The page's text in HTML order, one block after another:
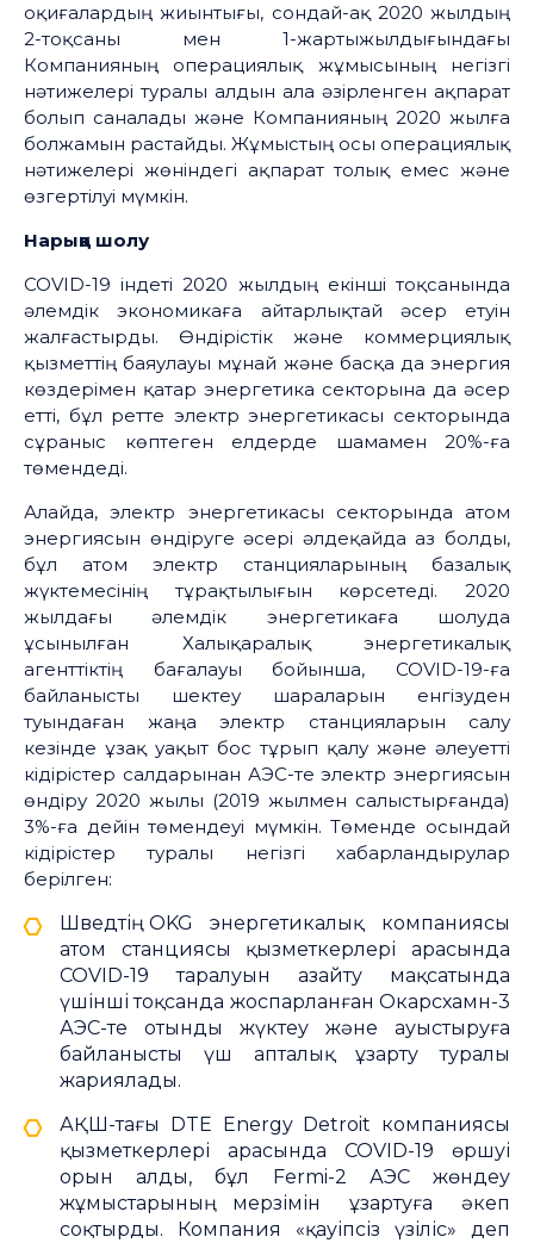
оқиғалардың жиынтығы, сондай-ақ 2020 жылдың
2-тоқсаны мен 1-жартыжылдығындағы
Компанияның операциялық жұмысының негізгі
нәтижелері туралы алдын ала әзірленген ақпарат
болып саналады және Компанияның 2020 жылға
болжамын растайды. Жұмыстың осы операциялық
нәтижелері жөніндегі ақпарат толық емес және
өзгертілуі мүмкін.
Нарыққа шолу
COVID-19 індеті 2020 жылдың екінші тоқсанында
әлемдік экономикаға айтарлықтай әсер етуін
жалғастырды. Өндірістік және коммерциялық
қызметтің баяулауы мұнай және басқа да энергия
көздерімен қатар энергетика секторына да әсер
етті, бұл ретте электр энергетикасы секторында
сұраныс көптеген елдерде шамамен 20%-ға
төмендеді.
Алайда, электр энергетикасы секторында атом
энергиясын өндіруге әсері әлдеқайда аз болды,
бұл атом электр станцияларының базалық
жүктемесінің тұрақтылығын көрсетеді. 2020
жылдағы әлемдік энергетикаға шолуда
ұсынылған Халықаралық энергетикалық
агенттіктің бағалауы бойынша, COVID-19-ға
байланысты шектеу шараларын енгізуден
туындаған жаңа электр станцияларын салу
кезінде ұзақ уақыт бос тұрып қалу және әлеуетті
кідірістер салдарынан АЭС-те электр энергиясын
өндіру 2020 жылы (2019 жылмен салыстырғанда)
3%-ға дейін төмендеуі мүмкін. Төменде осындай
кідірістер туралы негізгі хабарландырулар
берілген:
Шведтің OKG энергетикалық компаниясы
атом станциясы қызметкерлері арасында
COVID-19 таралуын азайту мақсатында
үшінші тоқсанда жоспарланған Окарсхамн-3
АЭС-те отынды жүктеу және ауыстыруға
байланысты үш апталық ұзарту туралы
жариялады.
АҚШ-тағы DTE Energy Detroit компаниясы
қызметкерлері арасында COVID-19 өршуі
орын алды, бұл Fermi-2 АЭС жөндеу
жұмыстарының мерзімін ұзартуға әкеп
соқтырды. Компания «қауіпсіз үзіліс» деп